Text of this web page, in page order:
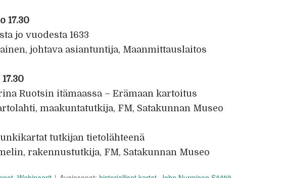
17.30
jo vuodesta 1633
johtava asiantuntija, Maanmittauslaitos
Ruotsin itämaassa – Erämaan kartoitus
maakuntatutkija, FM, Satakunnan Museo
tutkijan tietolähteenä
rakennustutkija, FM, Satakunnan Museo